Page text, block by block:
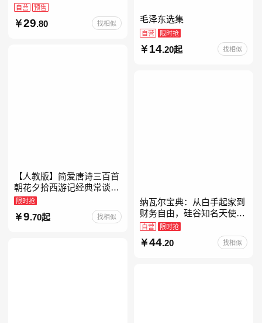
书票 漓江文学奖获奖作品
现货充足下单优先发货 当当
自营
自营 预售
29.80 找相似 毛泽东选集
自营 限时抢
14.20起 找相似
【人教版】简爱唐诗三百首
朝花夕拾西游记经典常谈昆
虫记骆驼祥子钢铁是怎样炼
成的升级版鲁迅原著正版七
八九年级上下 鲁滨逊漂流
限时抢
9.70起 找相似
纳瓦尔宝典：从白手起家到
财务自由，硅谷知名天使投
资人纳瓦尔智慧箴言录
自营 限时抢
44.20 找相似